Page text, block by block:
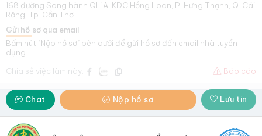
168 đường Song hành QL1A, KDC Hồng Loan, P. Hưng Thạnh, Q. Cái
Răng, Tp. Cần Thơ
Gửi hồ sơ qua email
Bấm nút "Nộp hồ sơ" bên dưới để gửi hồ sơ đến email nhà tuyển
dụng
Chia sẻ việc làm này:
Báo cáo
Chat Nộp hồ sơ Lưu tin